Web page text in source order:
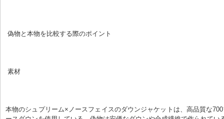
偽物と本物を比較する際のポイント
素材
本物のシュプリーム×ノースフェイスのダウンジャケットは、高品質な